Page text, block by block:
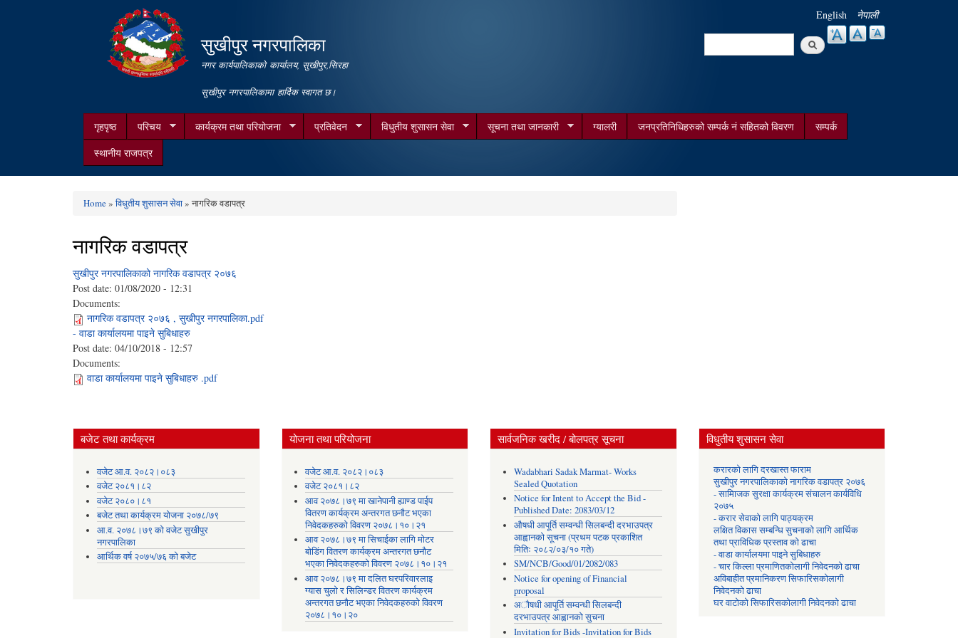
सुखीपुर नगरपालिका
नगर कार्यपालिकाको कार्यालय, सुखीपुर,सिरहा
सुखीपुर नगरपालिकामा हार्दिक स्वागत छ।
English नेपाली
Search
गृहपृष्ठ परिचय कार्यक्रम तथा परियोजना प्रतिवेदन विधुतीय शुसासन सेवा सूचना तथा जानकारी ग्यालरी जनप्रतिनिधिहरुको सम्पर्क न‌ं सहितको विवरण
सम्पर्क
स्थानीय राजपत्र
You are here
Home»विधुतीय शुसासन सेवा» नागरिक वडापत्र
नागरिक वडापत्र
सुखीपुर नगरपालिकाको नागरिक वडापत्र २०७६
Post date: 01/08/2020 - 12:31
Documents:
नागरिक वडापत्र २०७६ , सुखीपुर नगरपालिका.pdf
- वाडा कार्यालयमा पाइने सुबिधाहरु
Post date: 04/10/2018 - 12:57
Documents:
वाडा कार्यालयमा पाइने सुबिधाहरु .pdf
बजेट तथा कार्यक्रम
वजेट आ.व. २०८२।०८३
वजेट २०८१।८२
वजेट २०८०।८१
बजेट तथा कार्यक्रम योजना २०७८/७९
आ.व. २०७८।७९ को वजेट सुखीपुर
नगरपालिका
आर्थिक वर्ष २०७५/७६ को बजेट
योजना तथा परियोजना
वजेट आ.व. २०८२।०८३
वजेट २०८१।८२
आव २०७८।७९ मा खानेपानी ह्याण्ड पाईप
वितरण कार्यक्रम अन्तरगत छनौट भएका
निवेदकहरुको विवरण २०७८।१०।२१
आव २०७८।७९ मा सिचाईका लागि मोटर
बोडिंग वितरण कार्यक्रम अन्तरगत छनौट
भएका निवेदकहरुको विवरण २०७८।१०।२१
आव २०७८।७९ मा दलित घरपरिवारलाइ
ग्यास चुलो र सिलिन्डर वितरण कार्यक्रम
अन्तरगत छनौट भएका निवेदकहरुको विवरण
२०७८।१०।२०
सार्वजनिक खरीद / बोलपत्र सूचना
Wadabhari Sadak Marmat- Works
Sealed Quotation
Notice for Intent to Accept the Bid -
Published Date: 2083/03/12
औषधी आपूर्ति सम्वन्धी सिलबन्दी दरभाउपत्र
आह्वानको सूचना (प्रथम पटक प्रकाशित
मितिः २०८२/०३/१० गते)
SM/NCB/Good/01/2082/083
Notice for opening of Financial
proposal
अौषधी आपूर्ति सम्वन्धी सिलबन्दी
दरभाउपत्र आह्वानको सुचना
Invitation for Bids -Invitation for Bids
विधुतीय शुसासन सेवा
करारको लागि दरखास्त फाराम
सुखीपुर नगरपालिकाको नागरिक वडापत्र २०७६
- सामािजक सुरक्षा कार्यक्रम संचालन कार्यविधि
२०७५
- करार सेवाको लागि पाठ्यक्रम
लक्षित विकास सम्बन्धि सुचनाको लागि आर्थिक
तथा प्राविधिक प्रस्ताव को ढाचा
- वाडा कार्यालयमा पाइने सुबिधाहरु
- चार किल्ला प्रमाणितकोलागी निवेदनको ढाचा
अविबाहीत प्रमानिकरण सिफारिसकोलागी
निवेदनको ढाचा
घर वाटोको सिफारिसकोलागी निवेदनको ढाचा